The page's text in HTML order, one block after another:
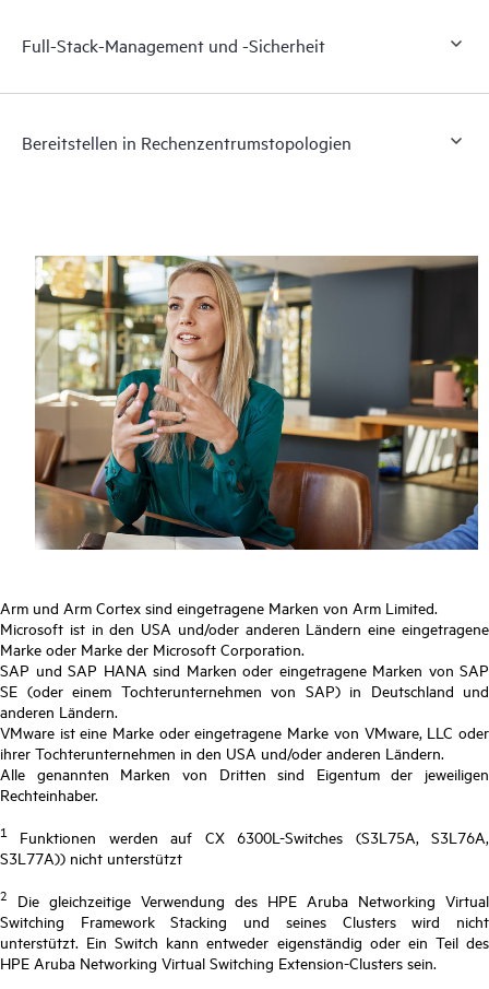
Full-Stack-Management und -Sicherheit
Bereitstellen in Rechenzentrumstopologien
Arm und Arm Cortex sind eingetragene Marken von Arm Limited.
Microsoft ist in den USA und/oder anderen Ländern eine eingetragene
Marke oder Marke der Microsoft Corporation.
SAP und SAP HANA sind Marken oder eingetragene Marken von SAP
SE (oder einem Tochterunternehmen von SAP) in Deutschland und
anderen Ländern.
VMware ist eine Marke oder eingetragene Marke von VMware, LLC oder
ihrer Tochterunternehmen in den USA und/oder anderen Ländern.
Alle genannten Marken von Dritten sind Eigentum der jeweiligen
Rechteinhaber.
1
Funktionen werden auf CX 6300L-Switches (S3L75A, S3L76A,
S3L77A)) nicht unterstützt
2
Die gleichzeitige Verwendung des HPE Aruba Networking Virtual
Switching Framework Stacking und seines Clusters wird nicht
unterstützt. Ein Switch kann entweder eigenständig oder ein Teil des
HPE Aruba Networking Virtual Switching Extension-Clusters sein.